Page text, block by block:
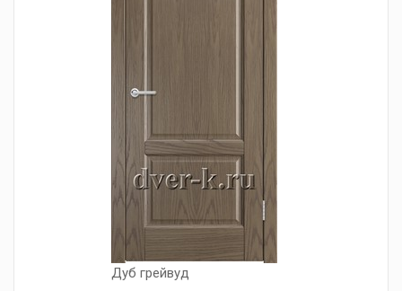
Дуб грейвуд